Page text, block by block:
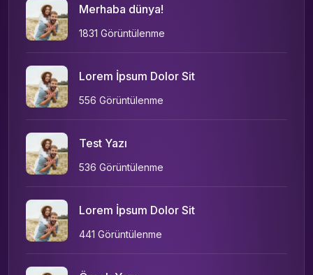
Merhaba dünya!
1831 Görüntülenme
Lorem İpsum Dolor Sit
556 Görüntülenme
Test Yazı
536 Görüntülenme
Lorem İpsum Dolor Sit
441 Görüntülenme